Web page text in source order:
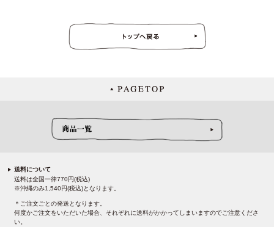
送料について
送料は全国一律770円(税込)
※沖縄のみ1,540円(税込)となります。
＊ご注文ごとの発送となります。
何度かご注文をいただいた場合、それぞれに送料がかかってしまいますのでご注意くださ
い。